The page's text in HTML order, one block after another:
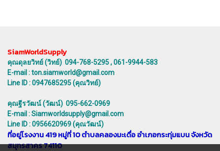
SiamWorldSupply
คุณดุลยวิทย์ (วิทย์) 094-768-5295 , 061-9944-583
E-mail : ton.siamworld@gmail.com
Line ID : 0947685295 (คุณวิทย์)
คุณฐีรวัฒน์ (วัฒน์) 095-662-0969
E-mail : Siamworldsupply@gmail.com
Line ID : 0956620969 (คุณวัฒน์)
ที่อยู่โรงงาน 419 หมู่ที่ 10 ตำบลคลองมะเดื่อ อำเภอกระทุ่มแบน จังหวัด
สมุทรสาคร 74110